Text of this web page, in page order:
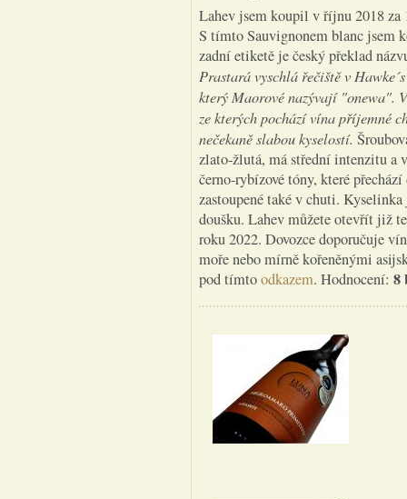
Lahev jsem koupil v říjnu 2018 za
S tímto Sauvignonem blanc jsem
zadní etiketě je český překlad
Prastará vyschlá řečiště v
který Maorové nazývají "onewa".
ze kterých pochází vína příjemné
nečekaně slabou kyselostí.
zlato-žlutá, má střední intenzitu a
černo-rybízové tóny, které
zastoupené také v chuti.
doušku. Lahev můžete otevřít již
roku 2022. Dovozce doporučuje
moře nebo mírně kořeněnými
pod tímtoodkazem. Hodnocení: 8